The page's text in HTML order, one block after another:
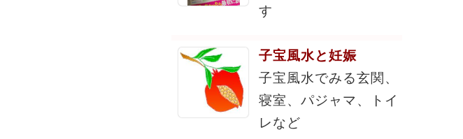
す
子宝風水と妊娠
子宝風水でみる玄関、
寝室、パジャマ、トイ
レなど